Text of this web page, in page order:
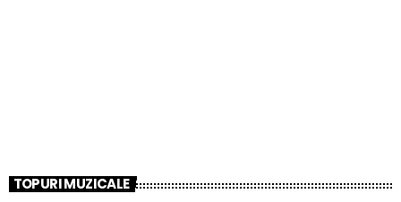
TOPURI MUZICALE